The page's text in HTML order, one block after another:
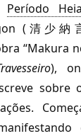
Período
(清少納
“Makura
),
sobre